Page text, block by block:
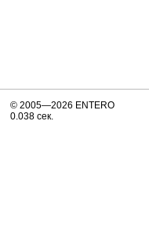
© 2005—2026 ENTERO
0.038 сек.